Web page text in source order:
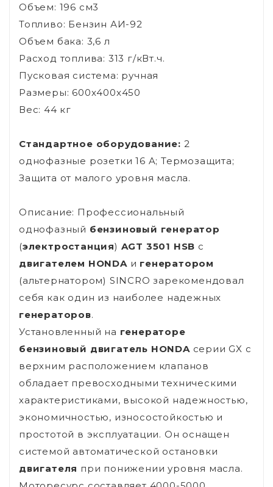
Объем: 196 см3
Топливо: Бензин АИ-92
Объем бака: 3,6 л
Расход топлива: 313 г/кВт.ч.
Пусковая система: ручная
Размеры: 600x400x450
Вес: 44 кг
Стандартное оборудование: 2
однофазные розетки 16 A; Термозащита;
Защита от малого уровня масла.
Описание: Профессиональный
однофазный бензиновый генератор
(электростанция) AGT 3501 HSB с
двигателем HONDA и генератором
(альтернатором) SINCRO зарекомендовал
себя как один из наиболее надежных
генераторов.
Установленный на генераторе
бензиновый двигатель HONDA серии GX с
верхним расположением клапанов
обладает превосходными техническими
характеристиками, высокой надежностью,
экономичностью, износостойкостью и
простотой в эксплуатации. Он оснащен
системой автоматической остановки
двигателя при понижении уровня масла.